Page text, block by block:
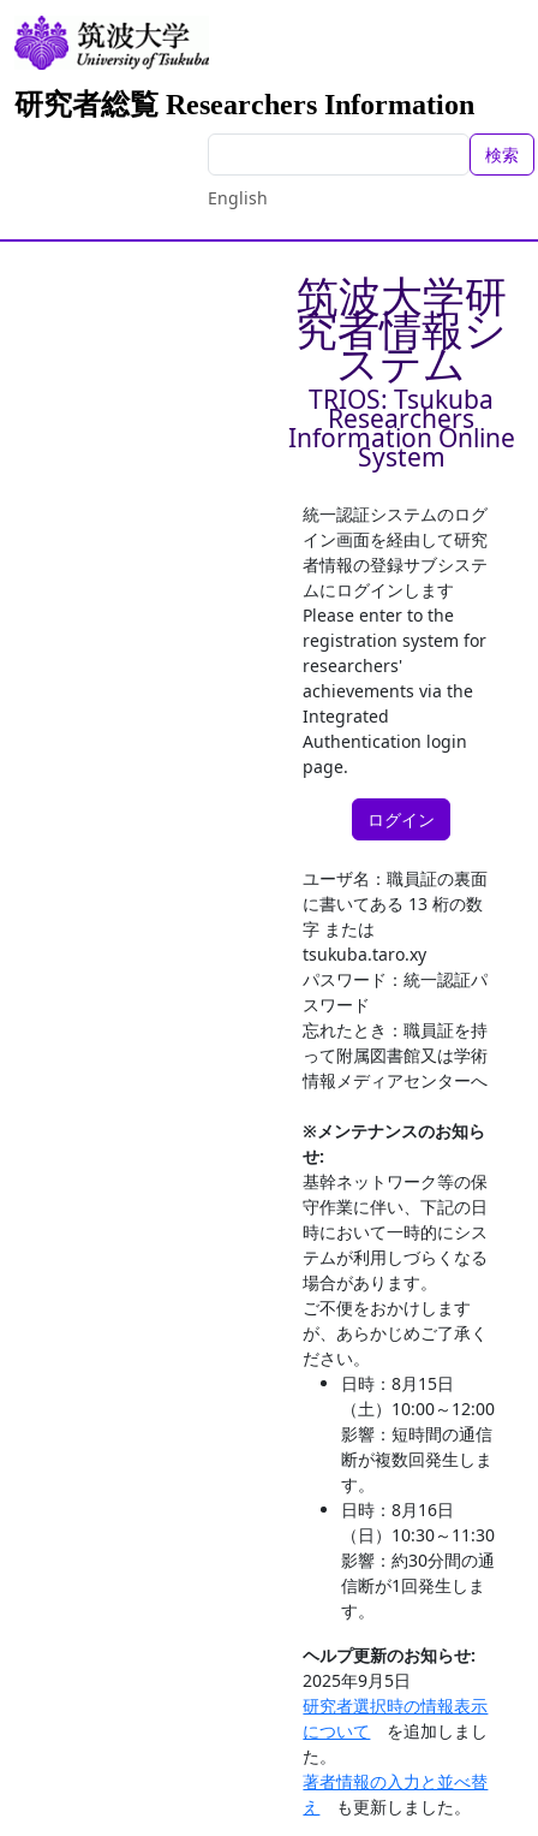
研究者総覧 Researchers Information
検索
English
筑波大学研
究者情報シ
ステム
TRIOS: Tsukuba
Researchers
Information Online
System
統一認証システムのログ
イン画面を経由して研究
者情報の登録サブシステ
ムにログインします
Please enter to the
registration system for
researchers'
achievements via the
Integrated
Authentication login
page.
ログイン
ユーザ名：職員証の裏面
に書いてある 13 桁の数
字 または
tsukuba.taro.xy
パスワード：統一認証パ
スワード
忘れたとき：職員証を持
って附属図書館又は学術
情報メディアセンターへ
※メンテナンスのお知ら
せ:
基幹ネットワーク等の保
守作業に伴い、下記の日
時において一時的にシス
テムが利用しづらくなる
場合があります。
ご不便をおかけします
が、あらかじめご了承く
ださい。
日時：8月15日
（土）10:00～12:00
影響：短時間の通信
断が複数回発生しま
す。
日時：8月16日
（日）10:30～11:30
影響：約30分間の通
信断が1回発生しま
す。
ヘルプ更新のお知らせ:
2025年9月5日
研究者選択時の情報表示
について を追加しまし
た。
著者情報の入力と並べ替
え
も更新しました。